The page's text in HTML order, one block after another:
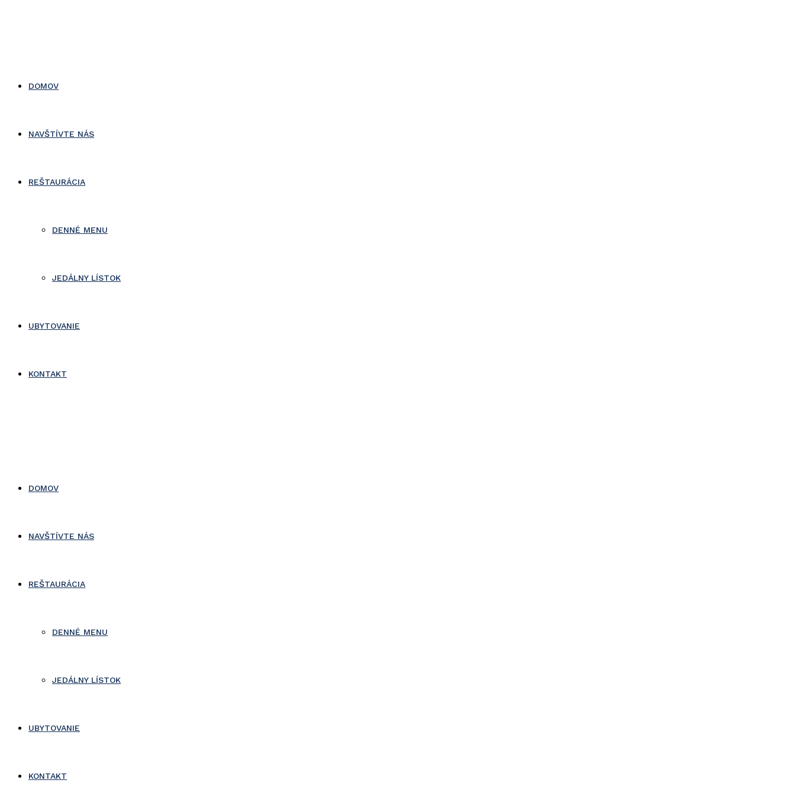
DOMOV
NAVŠTÍVTE NÁS
REŠTAURÁCIA
DENNÉ MENU
JEDÁLNY LÍSTOK
UBYTOVANIE
KONTAKT
DOMOV
NAVŠTÍVTE NÁS
REŠTAURÁCIA
DENNÉ MENU
JEDÁLNY LÍSTOK
UBYTOVANIE
KONTAKT